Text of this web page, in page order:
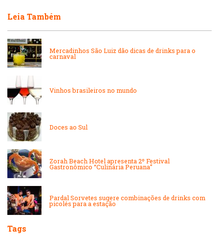
Padarias e Confeitarias
Lanchonetes
Pizzarias
Portuguesa
Leia Também
Mercadinhos São Luiz dão dicas de drinks para o
carnaval
Vinhos brasileiros no mundo
Doces ao Sul
Zorah Beach Hotel apresenta 2º Festival
Gastronômico “Culinária Peruana”
Pardal Sorvetes sugere combinações de drinks com
picolés para a estação
Tags